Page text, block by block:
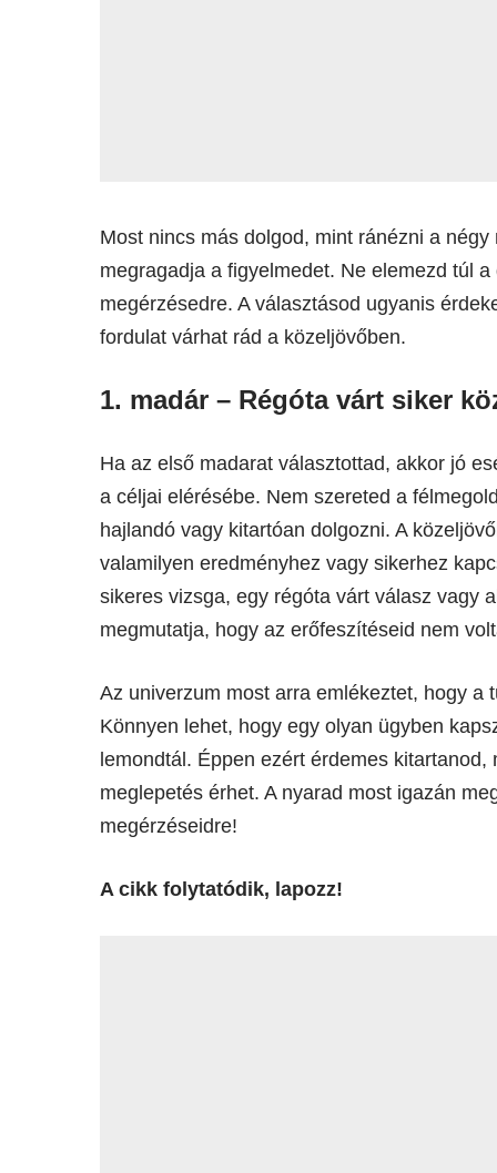
Most nincs más dolgod, mint ránézni a
megragadja a figyelmedet. Ne elemezd túl
megérzésedre. A választásod ugyanis
fordulat várhat rád a közeljövőben.
1. madár – Régóta várt siker
Ha az első madarat választottad, akkor jó
a céljai elérésébe. Nem szereted a
hajlandó vagy kitartóan dolgozni. A
valamilyen eredményhez vagy sikerhez
sikeres vizsga, egy régóta várt válasz vagy
megmutatja, hogy az erőfeszítéseid nem
Az univerzum most arra emlékeztet, hogy a
Könnyen lehet, hogy egy olyan ügyben
lemondtál. Éppen ezért érdemes
meglepetés érhet. A nyarad most igazán
megérzéseidre!
A cikk folytatódik, lapozz!